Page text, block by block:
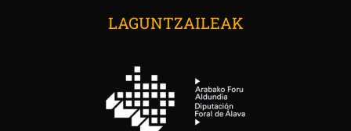
LAGUNTZAILEAK